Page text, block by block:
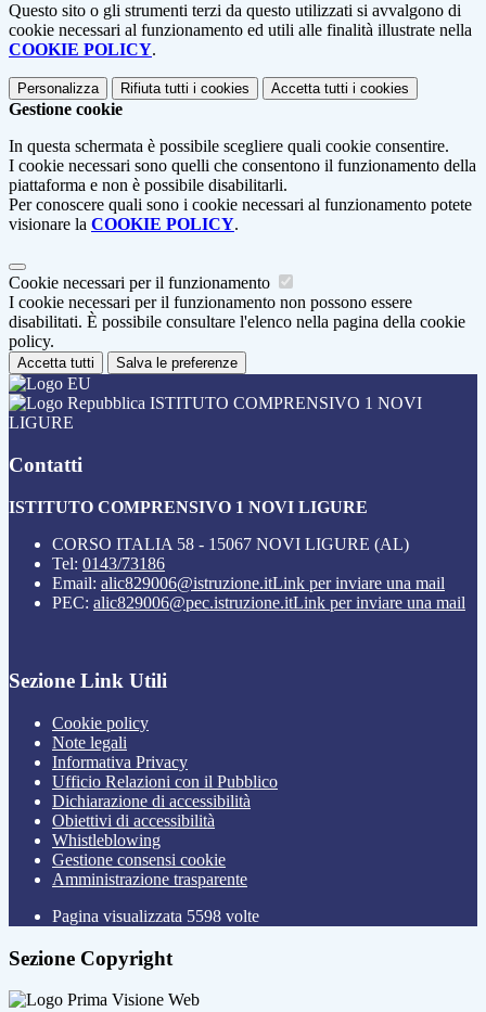
Questo sito o gli strumenti terzi da questo utilizzati si avvalgono di
cookie necessari al funzionamento ed utili alle finalità illustrate nella
COOKIE POLICY.
Personalizza Rifiuta tutti i cookies Accetta tutti i cookies
Gestione cookie
In questa schermata è possibile scegliere quali cookie consentire.
I cookie necessari sono quelli che consentono il funzionamento della
piattaforma e non è possibile disabilitarli.
Per conoscere quali sono i cookie necessari al funzionamento potete
visionare la COOKIE POLICY.
Cookie necessari per il funzionamento
I cookie necessari per il funzionamento non possono essere
disabilitati. È possibile consultare l'elenco nella pagina della cookie
policy.
Accetta tutti Salva le preferenze
ISTITUTO COMPRENSIVO 1 NOVI
LIGURE
Contatti
ISTITUTO COMPRENSIVO 1 NOVI LIGURE
CORSO ITALIA 58 - 15067 NOVI LIGURE (AL)
Tel: 0143/73186
Email: alic829006@istruzione.itLink per inviare una mail
PEC: alic829006@pec.istruzione.itLink per inviare una mail
Sezione Link Utili
Cookie policy
Note legali
Informativa Privacy
Ufficio Relazioni con il Pubblico
Dichiarazione di accessibilità
Obiettivi di accessibilità
Whistleblowing
Gestione consensi cookie
Amministrazione trasparente
Pagina visualizzata 5598 volte
Sezione Copyright